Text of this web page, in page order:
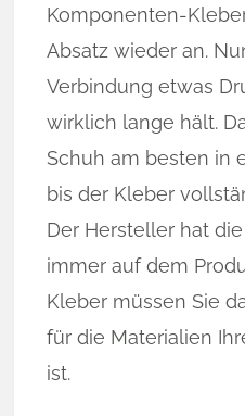
Komponenten-
Absatz wieder an.
Verbindung etwas
wirklich lange hält.
Schuh am besten in
bis der Kleber
Der Hersteller hat
immer auf dem
Kleber müssen Sie
für die Materialien
ist.